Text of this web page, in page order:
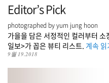
Editor’s Pick
photographed by yum jung hoon
가을을 담은 서정적인 컬러부터
일보>가 꼽은 뷰티 리스트. 계속 읽
9월 19.2018